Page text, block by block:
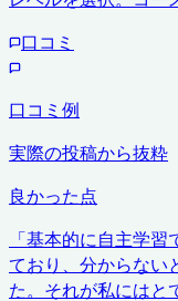
口コミ
口コミ例
実際の投稿から抜粋
良かった点
「基本的に自主学習
ており、分からない
た。それが私にはと